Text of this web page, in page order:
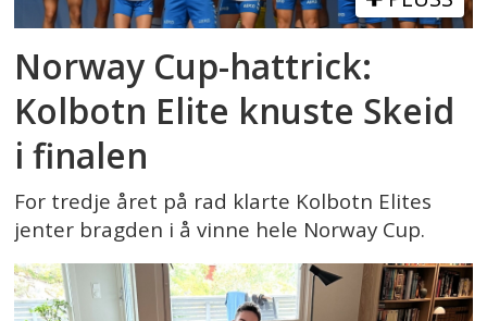
Norway Cup-hattrick:
Kolbotn Elite knuste Skeid
i finalen
For tredje året på rad klarte Kolbotn Elites
jenter bragden i å vinne hele Norway Cup.